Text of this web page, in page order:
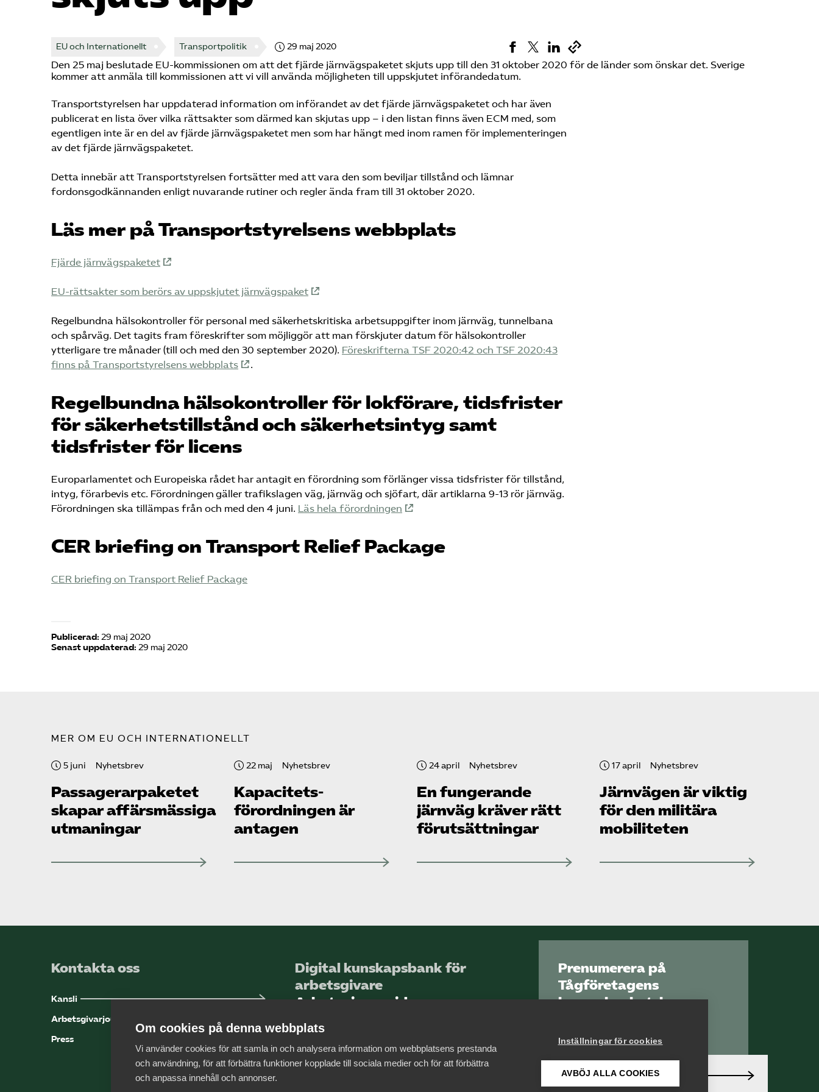
EU och Internationellt Transportpolitik 29 maj 2020
Den 25 maj beslutade EU-kommissionen om att det fjärde järnvägspaketet skjuts upp till den 31 oktober 2020 för de länder som önskar det. Sverige
kommer att anmäla till kommissionen att vi vill använda möjligheten till uppskjutet införandedatum.
Transportstyrelsen har uppdaterad information om införandet av det fjärde järnvägspaketet och har även
publicerat en lista över vilka rättsakter som därmed kan skjutas upp – i den listan finns även ECM med, som
egentligen inte är en del av fjärde järnvägspaketet men som har hängt med inom ramen för implementeringen
av det fjärde järnvägspaketet.
Detta innebär att Transportstyrelsen fortsätter med att vara den som beviljar tillstånd och lämnar
fordonsgodkännanden enligt nuvarande rutiner och regler ända fram till 31 oktober 2020.
Läs mer på Transportstyrelsens webbplats
Fjärde järnvägspaketet
EU-rättsakter som berörs av uppskjutet järnvägspaket
Regelbundna hälsokontroller för personal med säkerhetskritiska arbetsuppgifter inom järnväg, tunnelbana
och spårväg. Det tagits fram föreskrifter som möjliggör att man förskjuter datum för hälsokontroller
ytterligare tre månader (till och med den 30 september 2020). Föreskrifterna TSF 2020:42 och TSF 2020:43
finns på Transportstyrelsens webbplats
.
Regelbundna hälsokontroller för lokförare, tidsfrister
för säkerhetstillstånd och säkerhetsintyg samt
tidsfrister för licens
Europarlamentet och Europeiska rådet har antagit en förordning som förlänger vissa tidsfrister för tillstånd,
intyg, förarbevis etc. Förordningen gäller trafikslagen väg, järnväg och sjöfart, där artiklarna 9-13 rör järnväg.
Förordningen ska tillämpas från och med den 4 juni. Läs hela förordningen
CER briefing on Transport Relief Package
CER briefing on Transport Relief Package
Publicerad: 29 maj 2020
Senast uppdaterad: 29 maj 2020
MER OM EU OCH INTERNATIONELLT
5 juni Nyhetsbrev
Passagerarpaketet
skapar affärsmässiga
utmaningar
22 maj Nyhetsbrev
Kapacitets­
förordningen är
antagen
24 april Nyhetsbrev
En fungerande
järnväg kräver rätt
förutsättningar
17 april Nyhetsbrev
Järnvägen är viktig
för den militära
mobiliteten
Kontakta oss
Kansli
Arbetsgivarjouren
Press
Digital kunskapsbank för
arbetsgivare
Arbetsgivarguiden
Logga in
Bli medlem
Prenumerera på
Tågföretagens
branschnyhetsbrev
din inkorg.
Anmäl dig här
Om cookies på denna webbplats
Vi använder cookies för att samla in och analysera information om webbplatsens prestanda
och användning, för att förbättra funktioner kopplade till sociala medier och för att förbättra
och anpassa innehåll och annonser.
Inställningar för cookies
AVBÖJ ALLA COOKIES